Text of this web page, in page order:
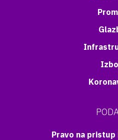
Pravo na